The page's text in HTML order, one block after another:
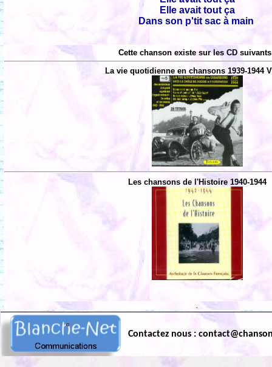
Elle avait tout ça
Dans son p'tit sac à main
Cette chanson existe sur les CD
La vie quotidienne en chansons 1939-1944
Les chansons de l'Histoire 1940-1944
Contactez nous :